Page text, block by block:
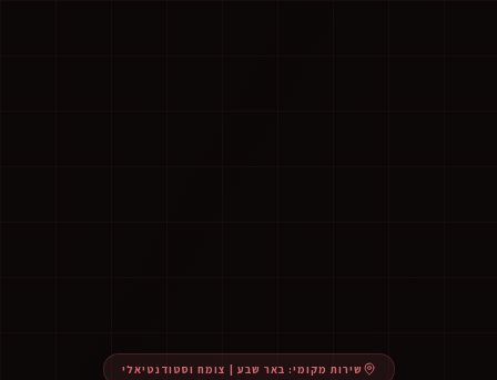
שירות מקומי: באר שבע | צומח וסטודנטיאלי